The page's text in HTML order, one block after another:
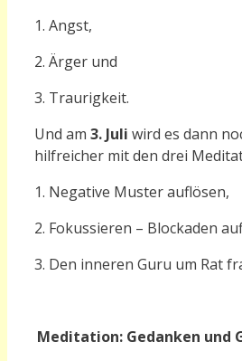
1. Angst,
2. Ärger und
3. Traurigkeit.
Und am 3. Juli wird es dann
hilfreicher mit den drei
1. Negative Muster auflösen,
2. Fokussieren – Blockaden
3. Den inneren Guru um Rat
Meditation: Gedanken und